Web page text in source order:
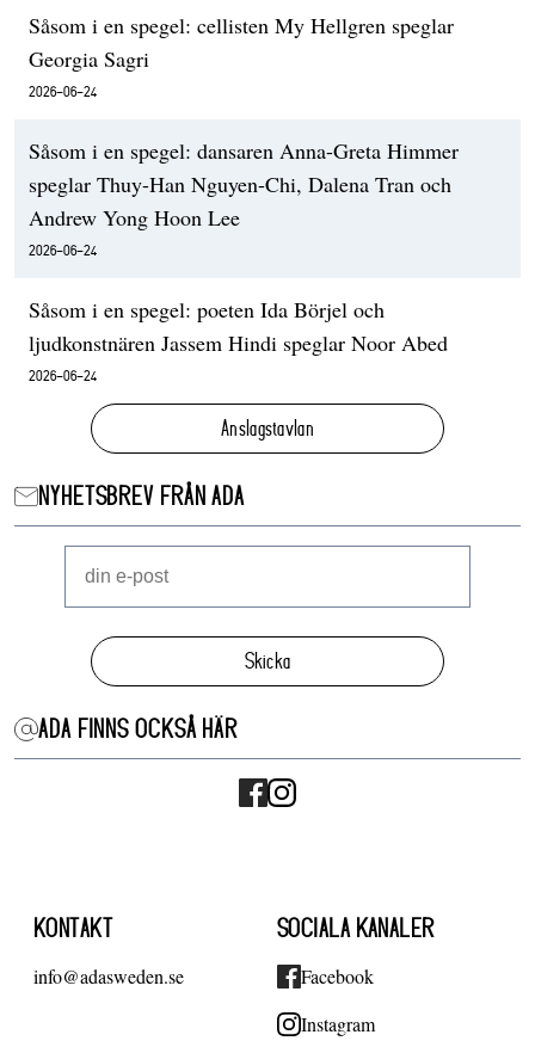
Såsom i en spegel: cellisten My Hellgren speglar
Georgia Sagri
2026-06-24
Såsom i en spegel: dansaren Anna-Greta Himmer
speglar Thuy-Han Nguyen-Chi, Dalena Tran och
Andrew Yong Hoon Lee
2026-06-24
Såsom i en spegel: poeten Ida Börjel och
ljudkonstnären Jassem Hindi speglar Noor Abed
2026-06-24
Anslagstavlan
NYHETSBREV FRÅN ADA
Skicka
ADA FINNS OCKSÅ HÄR
KONTAKT
info@adasweden.se
SOCIALA KANALER
Facebook
Instagram